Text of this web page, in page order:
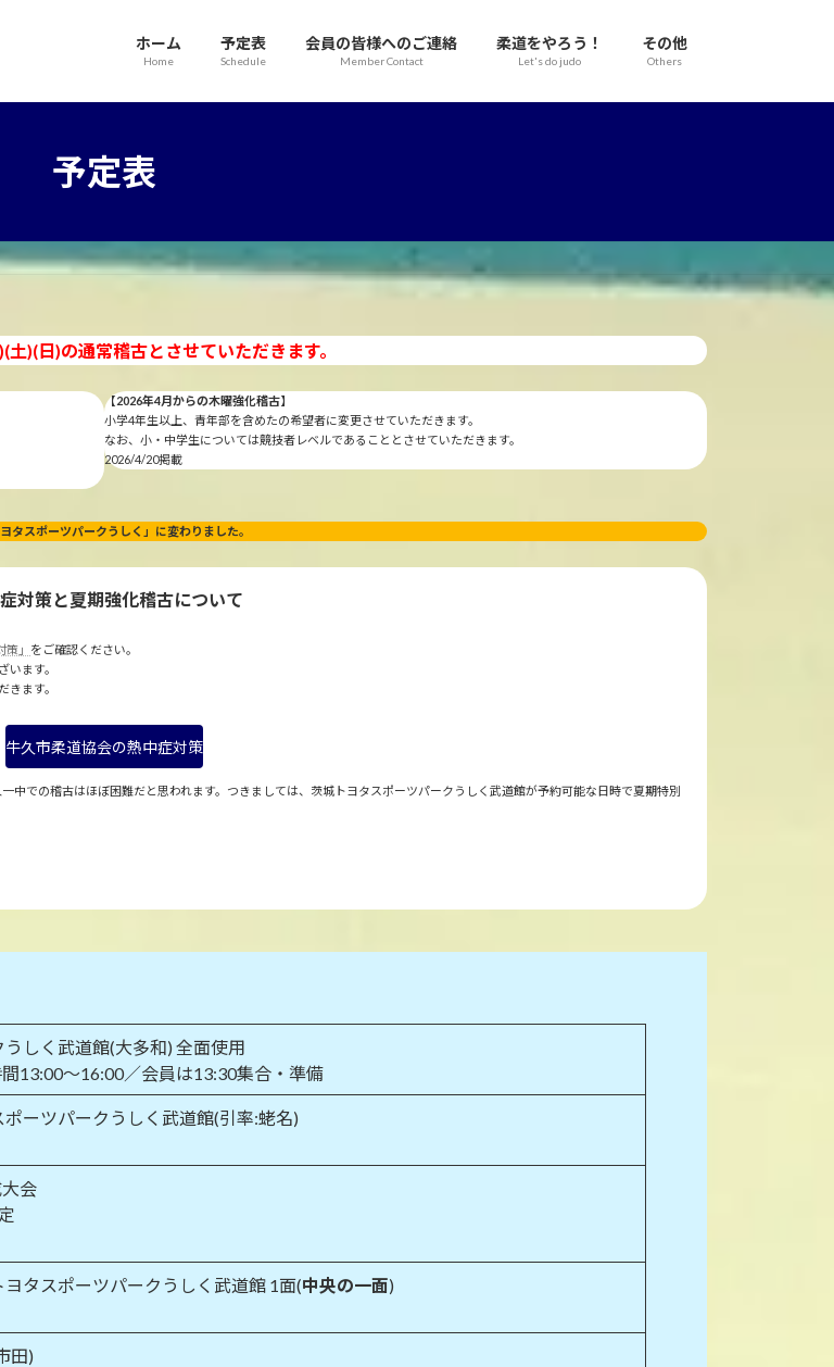
ホーム
Home
予定表
Schedule
会員の皆様へのご連絡
Member Contact
柔道をやろう！
Let's do judo
その他
Others
予定表
土)(日)の通常稽古とさせていただきます。
【2026年4月からの木曜強化稽古】
小学4年生以上、青年部を含めたの希望者に変更させていただきます。
なお、小・中学生については競技者レベルであることとさせていただきます。
2026/4/20掲載
スポーツパークうしく」に変わりました。
対策と夏期強化稽古について
」 をご確認ください。
ます。
ます。
牛久市柔道協会の熱中症対策
での稽古はほぼ困難だと思われます。つきましては、茨城トヨタスポーツパークうしく武道館が予約可能な日時で夏期特別
しく武道館(大多和) 全面使用
13:00～16:00／会員は13:30集合・準備
ーツパークうしく武道館(引率:蛯名)
会
タスポーツパークうしく武道館 1面(中央の一面)
田)